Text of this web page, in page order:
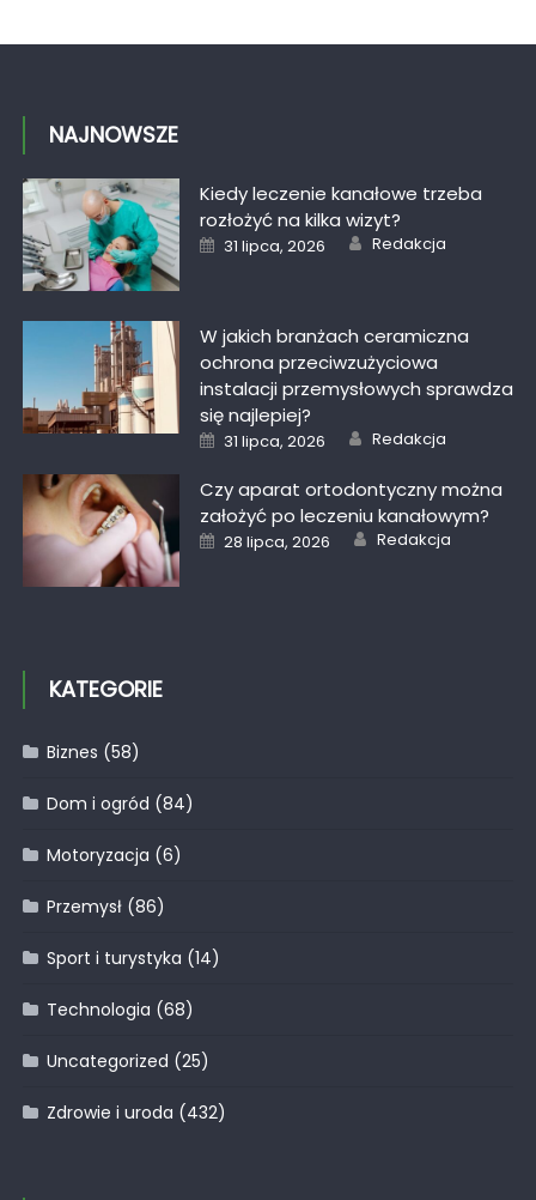
NAJNOWSZE
Kiedy leczenie kanałowe trzeba
rozłożyć na kilka wizyt?
Posted
on
31 lipca, 2026 Author
Redakcja
W jakich branżach ceramiczna
ochrona przeciwzużyciowa
instalacji przemysłowych sprawdza
się najlepiej?
Posted
on
31 lipca, 2026 Author
Redakcja
Czy aparat ortodontyczny można
założyć po leczeniu kanałowym?
Posted
on
28 lipca, 2026 Author
Redakcja
KATEGORIE
Biznes (58)
Dom i ogród (84)
Motoryzacja (6)
Przemysł(86)
Sport i turystyka (14)
Technologia (68)
Uncategorized (25)
Zdrowie i uroda (432)